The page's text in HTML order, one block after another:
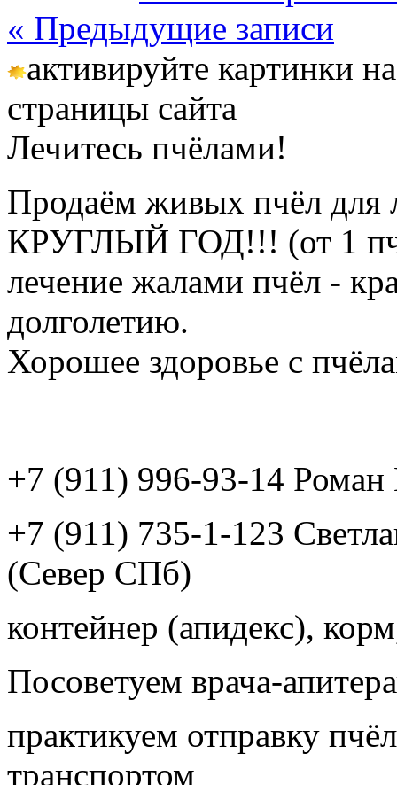
« Предыдущие записи
активируйте картинки
страницы сайта
Лечитесь пчёлами!
Продаём живых пчёл для
КРУГЛЫЙ ГОД!!! (от 1
лечение жалами пчёл -
долголетию.
Хорошее здоровье с
+7 (911) 996-93-14
+7 (911) 735-1-123
(Север СПб)
контейнер (апидекс),
Посоветуем врача-
практикуем отправку
транспортом